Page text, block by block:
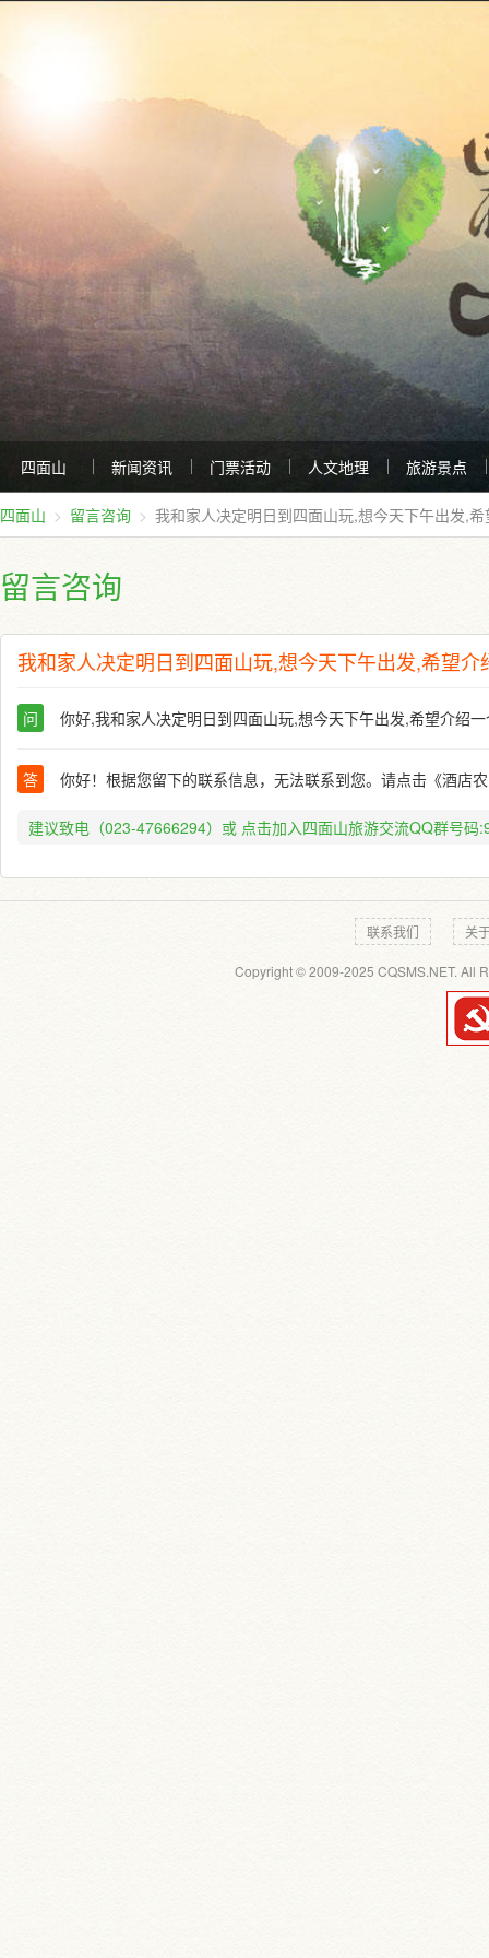
四面山 新闻资讯 门票活动 人文地理 旅游景点
四面山 留言咨询 我和家人决定明日到四面山玩,想今天下午出发,
留言咨询
我和家人决定明日到四面山玩,想今天下午出发,希望
问 你好,我和家人决定明日到四面山玩,想今天下午出发,希望介绍
答 你好！根据您留下的联系信息，无法联系到您。请点击《酒店
建议致电（023-47666294）或 点击加入四面山旅游交流QQ群号码
联系我们 关
Copyright © 2009-2025 CQSMS.NET. All